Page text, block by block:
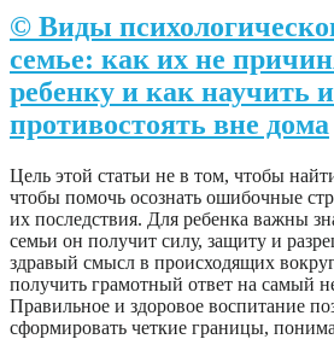
© Виды
семье: как их не
ребенку и как научить
противостоять вне дома
Цель этой статьи не в том, чтобы
чтобы помочь осознать ошибочные
их последствия. Для ребенка важны
семьи он получит силу, защиту и
здравый смысл в происходящих
получить грамотный ответ на самый
Правильное и здоровое воспитание
сформировать четкие границы,